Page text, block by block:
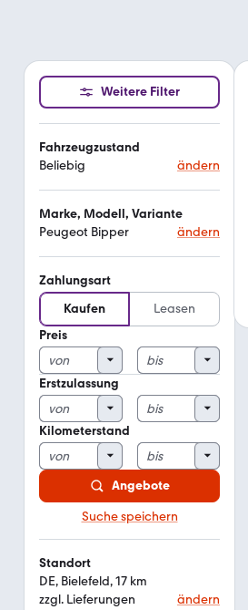
Weitere Filter
Fahrzeugzustand
Beliebig
ändern
Marke, Modell, Variante
Peugeot Bipper
ändern
Zahlungsart
Kaufen
Leasen
Preis
Erstzulassung
Kilometerstand
Angebote
Suche speichern
Standort
DE, Bielefeld, 17 km
zzgl. Lieferungen
ändern